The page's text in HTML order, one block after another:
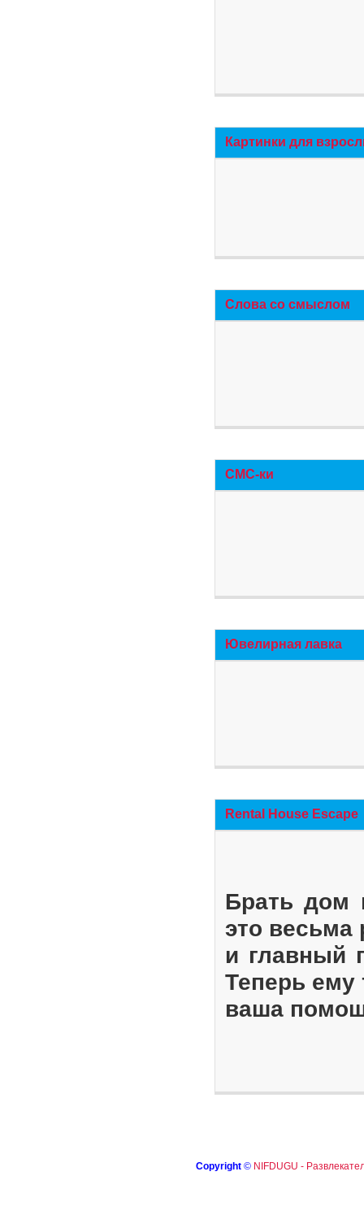
Картинки для
Слова со смыслом
СМС-ки
Ювелирная лавка
Rental House Escape
Брать дом
это весьма
и главный
Теперь ему
ваша
Copyright © NIFDUGU -